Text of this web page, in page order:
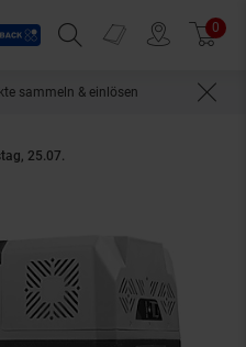
Suchfeld einblenden
Prospekte 0
sammeln & einlösen
25.07.